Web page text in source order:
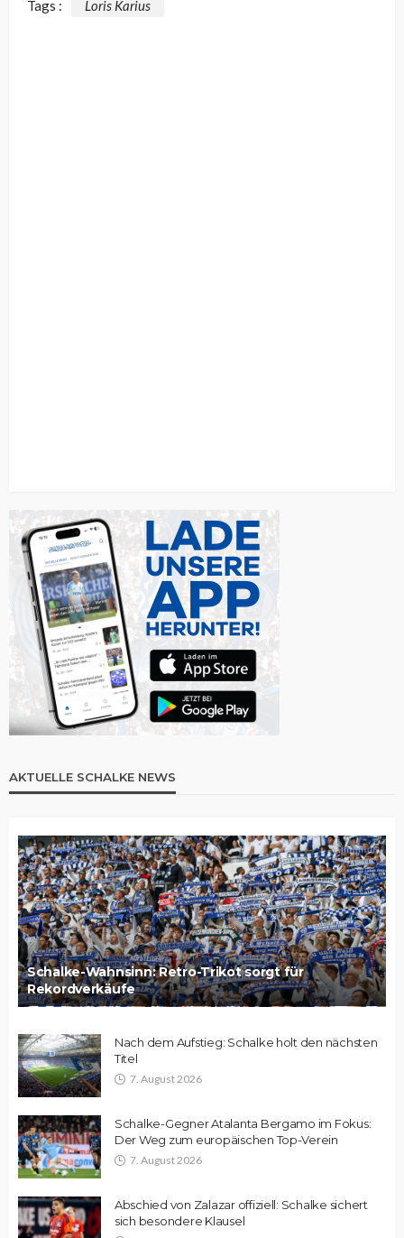
Tags : Loris Karius
AKTUELLE SCHALKE NEWS
Schalke-Wahnsinn: Retro-Trikot sorgt für
Rekordverkäufe
Nach dem Aufstieg: Schalke holt den nächsten
Titel
7. August 2026
Schalke-Gegner Atalanta Bergamo im Fokus:
Der Weg zum europäischen Top-Verein
7. August 2026
Abschied von Zalazar offiziell: Schalke sichert
sich besondere Klausel